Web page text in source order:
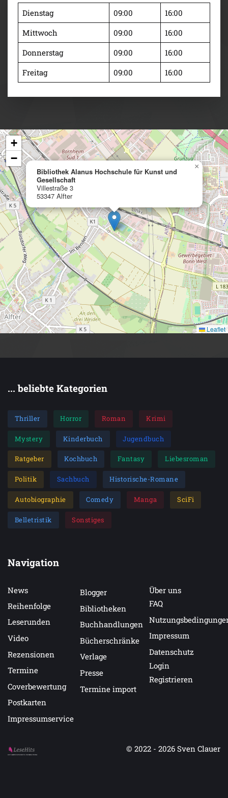
Dienstag 09:00
16:00
Mittwoch
09:00
16:00
Donnerstag
09:00
16:00
Freitag
09:00 16:00
Bibliothek Alanus Hochschule für Kunst und
Gesellschaft
Villestraße 3
53347 Alfter
×
+
−
Leaflet
... beliebte Kategorien
Thriller Horror Roman Krimi
Mystery Kinderbuch Jugendbuch
Ratgeber Kochbuch Fantasy Liebesroman
Politik Sachbuch Historische-Romane
Autobiographie Comedy Manga SciFi
Belletristik Sonstiges
Navigation
News
Reihenfolge
Leserunden
Video
Rezensionen
Termine
Coverbewertung
Postkarten
Impressumservice
Blogger
Bibliotheken
Buchhandlungen
Bücherschränke
Verlage
Presse
Termine import
Über uns
FAQ
Impressum
Datenschutz
Login
Registrieren
Auf LeseHits.de findest Du die besten Bücher.
© 2022 - 2026 Sven Clauer